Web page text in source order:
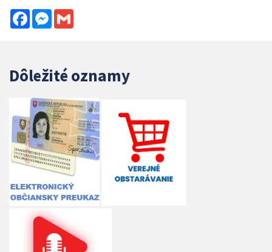
FacebookMessenger
Dôležité oznamy